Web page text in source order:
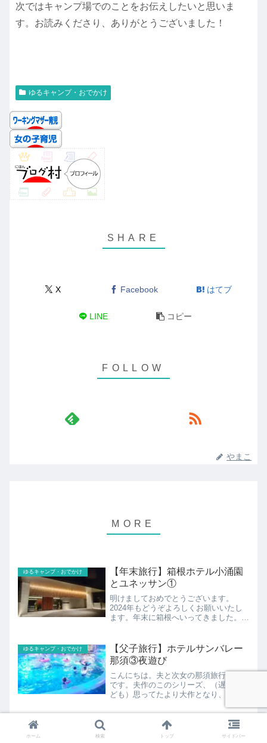
次ではキャンプ場でのことをお伝えしたいと思いま
す。お読みくださり、ありがとうございました！
ゆるキャンプ・おでかけ
X Facebook はてブ
LINE コピー
やまこ
ゆるキャンプ・おでかけ
【年末旅行】箱根ホテル小涌園
とユネッサン①
明けましておめでとうございます。
2024年もどうぞよろしくお願いいたし
ます。年末に箱根へいってきました。
告です。箱根ホテル小涌園とユネッサン
箱根小涌園は昔からあるホ...
ゆるキャンプ・おでかけ
【父子旅行】ホテルサンバレー
那須③夜遊び
こんにちは。夫と次女の那須旅行第3弾
です。夫作のこのシリーズ、（遅いけれ
ども）思ってたより大作となり、もはや
ですが年明けたらもうGW旅行を検討せ
ねばですからね、GW旅行にいかがでし
ょう？夜遊び①(ナイトサ...
ゆるキャンプ・おでかけ
【子連れゆるキャンプ】駒出池
キャンプ場③寄り道スポット
ホーム 検索 トップ サイドバー